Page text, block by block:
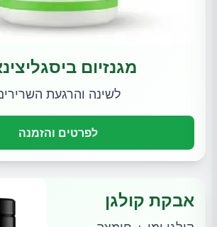
מגנזיום
לשינה והרגעת
לפרטים והזמנה
אבקת קולגן